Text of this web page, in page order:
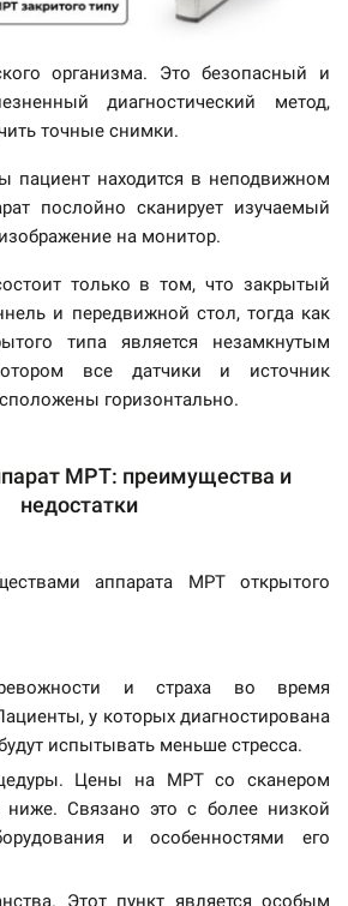
организма. Это безопасный и
диагностический метод,
точные снимки.
пациент находится в неподвижном
послойно сканирует изучаемый
на монитор.
только в том, что закрытый
и передвижной стол, тогда как
типа является незамкнутым
все датчики и источник
горизонтально.
МРТ: преимущества и
недостатки
аппарата МРТ открытого
и страха во время
у которых диагностирована
испытывать меньше стресса.
Цены на МРТ со сканером
ниже. Связано это с более низкой
и особенностями его
Этот пункт является особым